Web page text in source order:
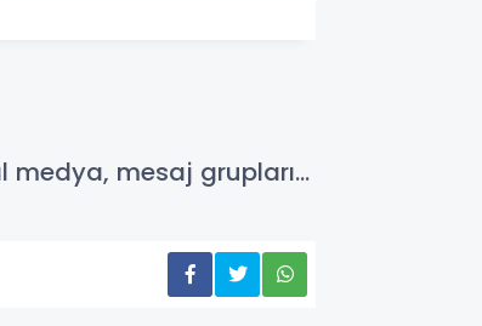
medya, mesaj grupları…